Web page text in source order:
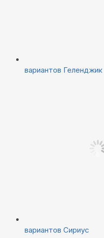
вариантов Геленджик
вариантов Сириус